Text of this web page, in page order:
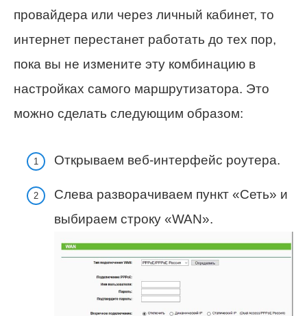
провайдера или через личный кабинет, то
интернет перестанет работать до тех пор,
пока вы не измените эту комбинацию в
настройках самого маршрутизатора. Это
можно сделать следующим образом:
Открываем веб-интерфейс роутера.
Слева разворачиваем пункт «Сеть» и
выбираем строку «WAN».